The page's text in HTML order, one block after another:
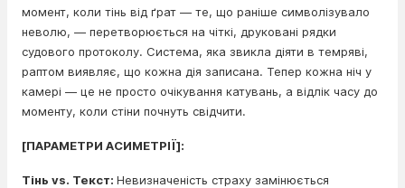
момент, коли тінь від ґрат — те, що раніше символізувало
неволю, — перетворюється на чіткі, друковані рядки
судового протоколу. Система, яка звикла діяти в темряві,
раптом виявляє, що кожна дія записана. Тепер кожна ніч у
камері — це не просто очікування катувань, а відлік часу до
моменту, коли стіни почнуть свідчити.
[ПАРАМЕТРИ АСИМЕТРІЇ]:
Тінь vs. Текст: Невизначеність страху замінюється